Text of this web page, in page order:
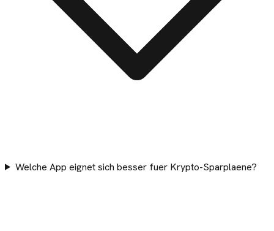
Welche App eignet sich besser fuer Krypto-Sparplaene?